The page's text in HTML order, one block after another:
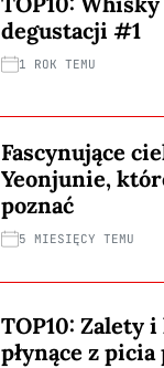
degustacji #1
1 ROK TEMU
Fascynujące
Yeonjunie,
poznać
5 MIESIĘCY TEMU
TOP10: Zalety
płynące z picia